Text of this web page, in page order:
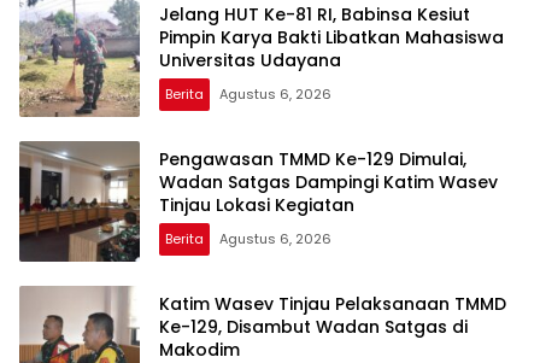
Jelang HUT Ke-81 RI, Babinsa Kesiut
Pimpin Karya Bakti Libatkan Mahasiswa
Universitas Udayana
Berita Agustus 6, 2026
Pengawasan TMMD Ke-129 Dimulai,
Wadan Satgas Dampingi Katim Wasev
Tinjau Lokasi Kegiatan
Berita Agustus 6, 2026
Katim Wasev Tinjau Pelaksanaan TMMD
Ke-129, Disambut Wadan Satgas di
Makodim